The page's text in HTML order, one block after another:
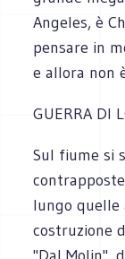
Angeles, è
pensare in
e allora non
GUERRA DI
Sul fiume si
lungo quelle
costruzione